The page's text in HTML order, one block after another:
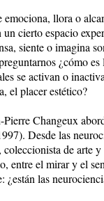
llora o
cierto espacio
siente o imagina
¿cómo
se activan o
el placer estético?
Changeux
Desde las
de arte
entre el mirar y el
las